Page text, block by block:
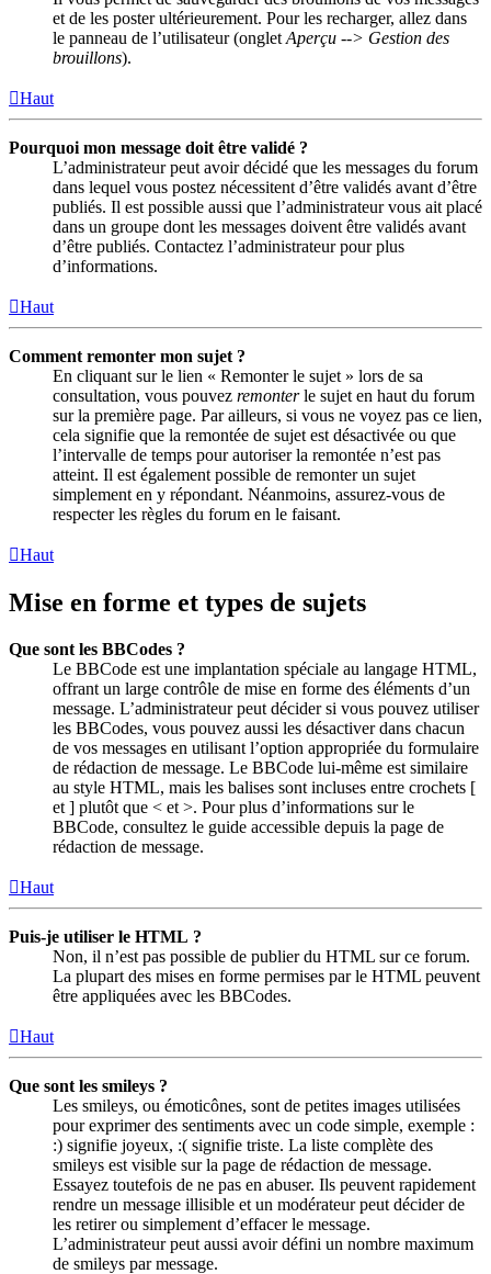
et de les poster ultérieurement. Pour les recharger, allez dans
le panneau de l’utilisateur (onglet Aperçu --> Gestion des
brouillons).
Haut
Pourquoi mon message doit être validé ?
L’administrateur peut avoir décidé que les messages du forum
dans lequel vous postez nécessitent d’être validés avant d’être
publiés. Il est possible aussi que l’administrateur vous ait placé
dans un groupe dont les messages doivent être validés avant
d’être publiés. Contactez l’administrateur pour plus
d’informations.
Haut
Comment remonter mon sujet ?
En cliquant sur le lien « Remonter le sujet » lors de sa
consultation, vous pouvez remonterle sujet en haut du forum
sur la première page. Par ailleurs, si vous ne voyez pas ce lien,
cela signifie que la remontée de sujet est désactivée ou que
l’intervalle de temps pour autoriser la remontée n’est pas
atteint. Il est également possible de remonter un sujet
simplement en y répondant. Néanmoins, assurez-vous de
respecter les règles du forum en le faisant.
Haut
Mise en forme et types de sujets
Que sont les BBCodes ?
Le BBCode est une implantation spéciale au langage HTML,
offrant un large contrôle de mise en forme des éléments d’un
message. L’administrateur peut décider si vous pouvez utiliser
les BBCodes, vous pouvez aussi les désactiver dans chacun
de vos messages en utilisant l’option appropriée du formulaire
de rédaction de message. Le BBCode lui-même est similaire
au style HTML, mais les balises sont incluses entre crochets [
et ] plutôt que < et >. Pour plus d’informations sur le
BBCode, consultez le guide accessible depuis la page de
rédaction de message.
Haut
Puis-je utiliser le HTML ?
Non, il n’est pas possible de publier du HTML sur ce forum.
La plupart des mises en forme permises par le HTML peuvent
être appliquées avec les BBCodes.
Haut
Que sont les smileys ?
Les smileys, ou émoticônes, sont de petites images utilisées
pour exprimer des sentiments avec un code simple, exemple :
:) signifie joyeux, :( signifie triste. La liste complète des
smileys est visible sur la page de rédaction de message.
Essayez toutefois de ne pas en abuser. Ils peuvent rapidement
rendre un message illisible et un modérateur peut décider de
les retirer ou simplement d’effacer le message.
L’administrateur peut aussi avoir défini un nombre maximum
de smileys par message.